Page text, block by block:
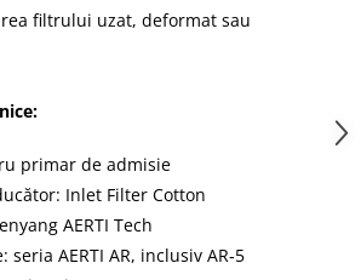
filtrului uzat, deformat sau
primar de admisie
Inlet Filter Cotton
AERTI Tech
AERTI AR, inclusiv AR‑5